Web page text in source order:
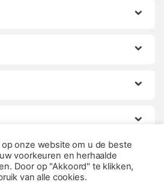
onze website om u de beste
voorkeuren en herhaalde
Door op "Akkoord" te klikken,
van alle cookies.